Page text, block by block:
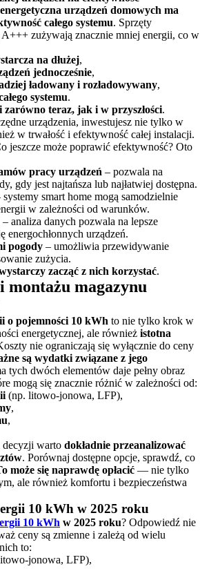
urządzeń domowych ma
całego systemu. Sprzęty
zużywają znacznie mniej energii, co w
na dłużej,
jednocześnie,
ładowany i rozładowywany,
systemu.
zarówno teraz, jak i w przyszłości.
urządzenia, inwestujesz nie tylko w
w trwałość i efektywność całej instalacji.
jeszcze może poprawić efektywność? Oto
pracy urządzeń – pozwala na
gdy jest najtańsza lub najłatwiej dostępna.
systemy smart home mogą samodzielnie
w zależności od warunków.
– analiza danych pozwala na lepsze
urządzeń.
pogody – umożliwia przewidywanie
zużycia.
zacząć z nich korzystać.
montażu magazynu
o pojemności 10 kWh to nie tylko krok w
energetycznej, ale również istotna
nie ograniczają się wyłącznie do ceny
są wydatki związane z jego
tych dwóch elementów daje pełny obraz
mogą się znacznie różnić w zależności od:
(np. litowo-jonowa, LFP),
,
,
decyzji warto dokładnie przeanalizować
. Porównaj dostępne opcje, sprawdź, co
może się naprawdę opłacić — nie tylko
ale również komfortu i bezpieczeństwa
10 kWh w 2025 roku
10 kWh w 2025 roku? Odpowiedź nie
ceny są zmienne i zależą od wielu
to:
jonowa, LFP),